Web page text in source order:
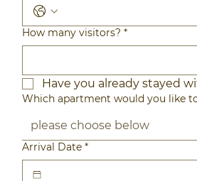
How many visitors? *
Have you already stayed
Which apartment would you like
Arrival Date *